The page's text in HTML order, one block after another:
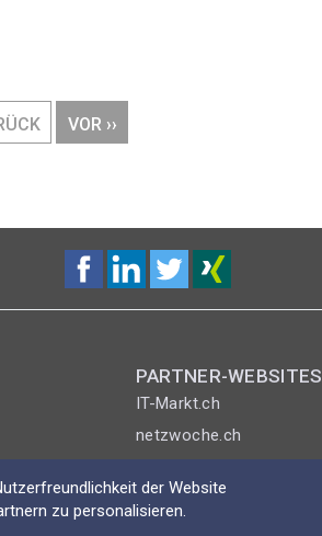
NÄCHSTE
VOR ››
PARTNER-WEBSITES
IT-Markt.ch
netzwoche.ch
ICTjournal
netzmedien.ch
der Website
zu personalisieren.